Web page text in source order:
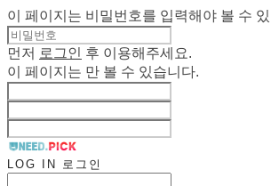
이 페이지는 비밀번호를 입력해야 볼 수
먼저 로그인
후 이용해주세요.
이 페이지는 만 볼 수 있습니다.
LOG IN 로그인